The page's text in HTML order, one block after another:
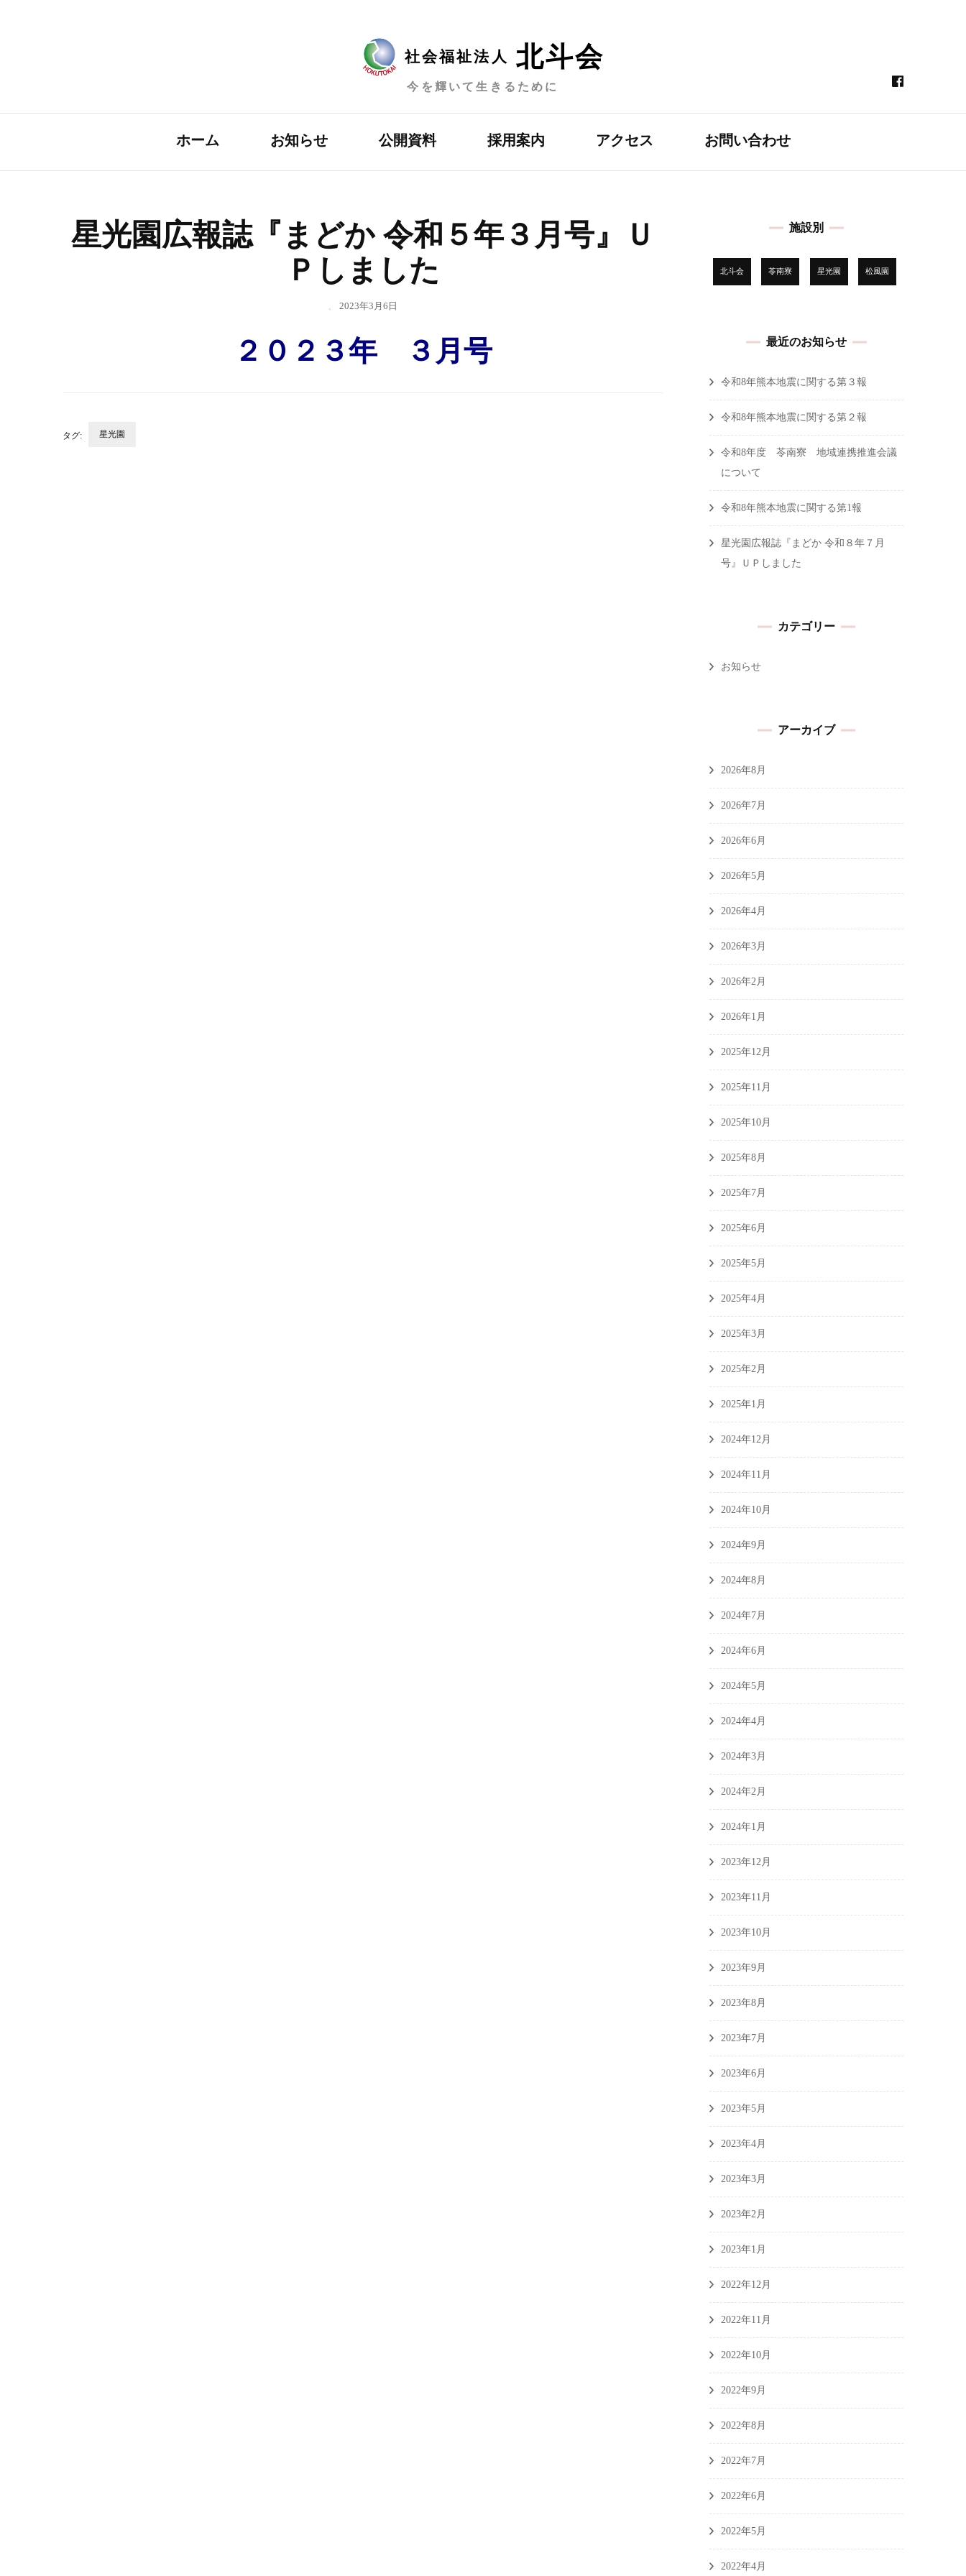
社会福祉法人 北斗会
今を輝いて生きるために
ホーム お知らせ 公開資料 採用案内 アクセス お問い合わせ
星光園広報誌『まどか 令和５年３月号』Ｕ
Ｐしました
2023年3月6日
２０２３年 ３月号
タグ: 星光園
施設別
北斗会 苓南寮 星光園 松風園
最近のお知らせ
令和8年熊本地震に関する第３報
令和8年熊本地震に関する第２報
令和8年度 苓南寮 地域連携推進会議
について
令和8年熊本地震に関する第1報
星光園広報誌『まどか 令和８年７月
号』ＵＰしました
カテゴリー
お知らせ
アーカイブ
2026年8月
2026年7月
2026年6月
2026年5月
2026年4月
2026年3月
2026年2月
2026年1月
2025年12月
2025年11月
2025年10月
2025年8月
2025年7月
2025年6月
2025年5月
2025年4月
2025年3月
2025年2月
2025年1月
2024年12月
2024年11月
2024年10月
2024年9月
2024年8月
2024年7月
2024年6月
2024年5月
2024年4月
2024年3月
2024年2月
2024年1月
2023年12月
2023年11月
2023年10月
2023年9月
2023年8月
2023年7月
2023年6月
2023年5月
2023年4月
2023年3月
2023年2月
2023年1月
2022年12月
2022年11月
2022年10月
2022年9月
2022年8月
2022年7月
2022年6月
2022年5月
2022年4月